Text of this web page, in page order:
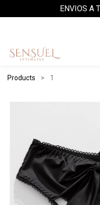
ENVIOS A
Products 1